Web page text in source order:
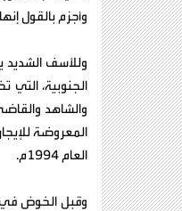
وأجزم بالقول
وللأسف الشديد
الجنوبية،
والشاهد
المعروضة
العام 1994م.
وقبل الخوض في